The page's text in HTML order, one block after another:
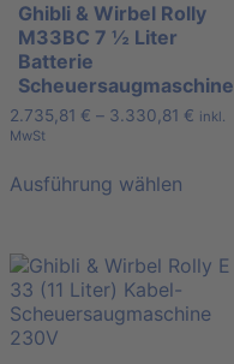
Ghibli & Wirbel Rolly
M33BC 7 ½ Liter
Batterie
Scheuersaugmaschine
2.735,81 € – 3.330,81 € inkl.
MwSt
Ausführung wählen